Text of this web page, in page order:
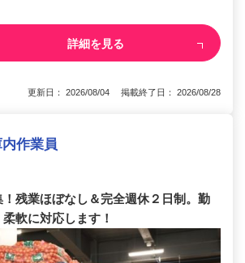
詳細を見る
更新日： 2026/08/04 掲載終了日： 2026/08/28
作業員
残業ほぼなし＆完全週休２日制。勤
軟に対応します！